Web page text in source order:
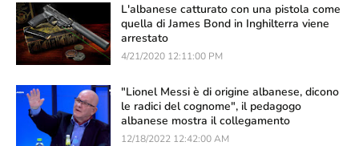
L'albanese catturato con una pistola come
quella di James Bond in Inghilterra viene
arrestato
4/21/2020 12:11:00 PM
"Lionel Messi è di origine albanese, dicono
le radici del cognome", il pedagogo
albanese mostra il collegamento
12/18/2022 12:42:00 AM